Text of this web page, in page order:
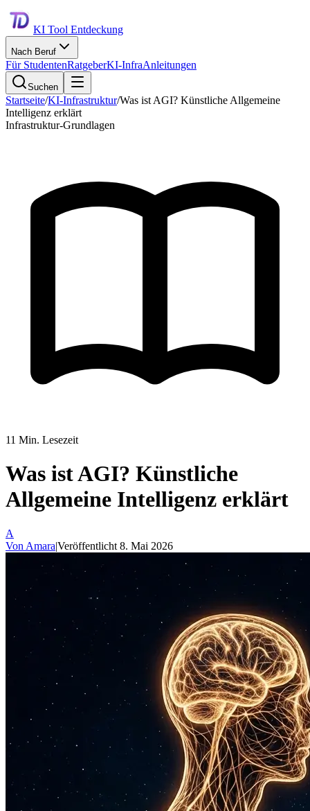
KI Tool Entdeckung
Nach Beruf
Für StudentenRatgeberKI-InfraAnleitungen
Suchen
Startseite/KI-Infrastruktur/Was ist AGI? Künstliche Allgemeine
Intelligenz erklärt
Infrastruktur-Grundlagen
11 Min. Lesezeit
Was ist AGI? Künstliche
Allgemeine Intelligenz erklärt
A
Von Amara|Veröffentlicht 8. Mai 2026